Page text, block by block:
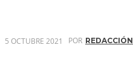
5 OCTUBRE 2021 POR REDACCIÓN